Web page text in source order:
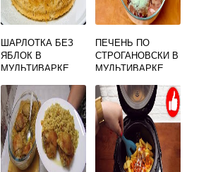
ШАРЛОТКА БЕЗ
ЯБЛОК В
МУЛЬТИВАРКЕ
ПЕЧЕНЬ ПО
СТРОГАНОВСКИ В
МУЛЬТИВАРКЕ